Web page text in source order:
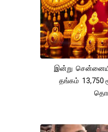
இன்று
தங்கம் 13,750